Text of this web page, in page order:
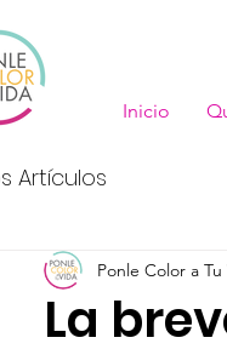
Inicio
Artículos
La
Ponle Color a Tu